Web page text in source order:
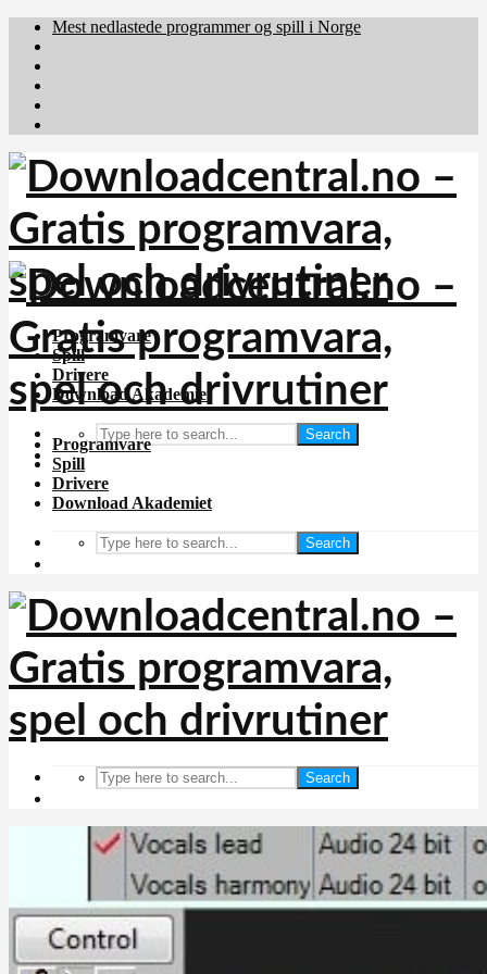
Mest nedlastede programmer og spill i Norge
Programvare
Spill
Drivere
Download Akademiet
Search
Programvare
Spill
Drivere
Download Akademiet
Search
Search